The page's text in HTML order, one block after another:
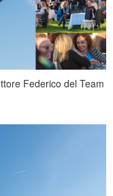
Federico del Team